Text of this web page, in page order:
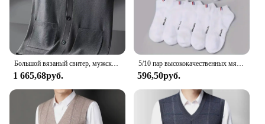
Большой вязаный свитер, мужской новый кардиган, осенне-зимний большой свободный толстый свитер.
1 665,68руб.
5/10 пар высококачественных мягких и удобных мужских спортивных носков, летние впитывающие пот дышащие и повседневные носки
596,50руб.